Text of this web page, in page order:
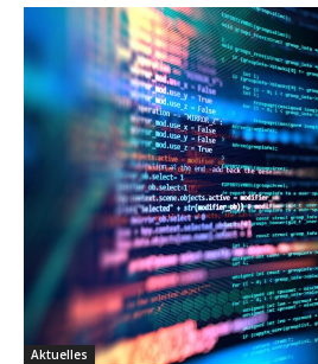
Aktuelles